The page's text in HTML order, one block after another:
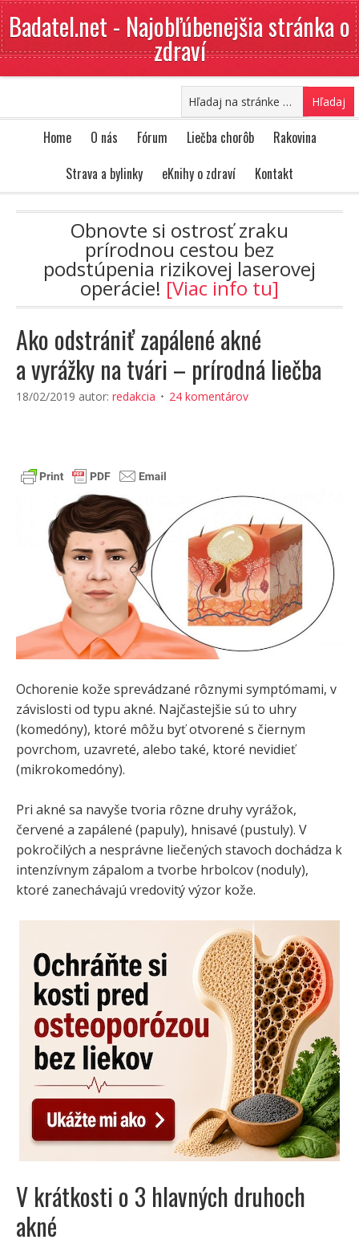
Badatel.net - Najobľúbenejšia stránka o
zdraví
Home O nás Fórum Liečba chorôb
Rakovina
Strava a bylinky
eKnihy o zdraví Kontakt
Obnovte si ostrosť zraku
prírodnou cestou bez
podstúpenia rizikovej laserovej
operácie! [Viac info tu]
Ako odstrániť zapálené akné
a vyrážky na tvári – prírodná liečba
18/02/2019 autor: redakcia 24 komentárov
Ochorenie kože sprevádzané rôznymi symptómami, v
závislosti od typu akné. Najčastejšie sú to uhry
(komedóny), ktoré môžu byť otvorené s čiernym
povrchom, uzavreté, alebo také, ktoré nevidieť
(mikrokomedóny).
Pri akné sa navyše tvoria rôzne druhy vyrážok,
červené a zapálené (papuly), hnisavé (pustuly). V
pokročilých a nesprávne liečených stavoch dochádza k
intenzívnym zápalom a tvorbe hrbolcov (noduly),
ktoré zanechávajú vredovitý výzor kože.
V krátkosti o 3 hlavných druhoch
akné